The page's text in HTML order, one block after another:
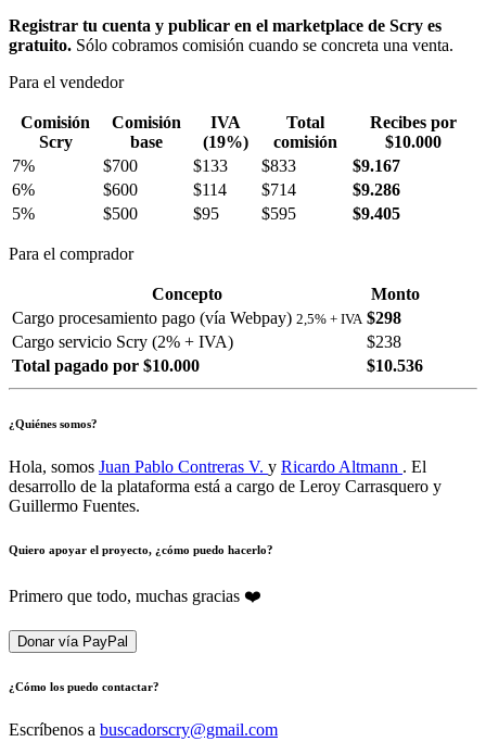
Registrar tu cuenta y publicar en el marketplace de Scry es
gratuito. Sólo cobramos comisión cuando se concreta una venta.
Para el vendedor
Comisión
Scry
Comisión
base
IVA
(19%)
Total
comisión
Recibes por
$10.000
7%
$700 $133 $833
$9.167
6%
$600 $114 $714
$9.286
5%
$500 $95 $595 $9.405
Para el comprador
Concepto
Monto
Cargo procesamiento pago (vía Webpay) 2,5% + IVA $298
Cargo servicio Scry (2% + IVA)
$238
Total pagado por $10.000
$10.536
¿Quiénes somos?
Hola, somos Juan Pablo Contreras V. y Ricardo Altmann . El
desarrollo de la plataforma está a cargo de Leroy Carrasquero y
Guillermo Fuentes.
Quiero apoyar el proyecto, ¿cómo puedo hacerlo?
Primero que todo, muchas gracias ❤️
Donar vía PayPal
¿Cómo los puedo contactar?
Escríbenos a buscadorscry@gmail.com